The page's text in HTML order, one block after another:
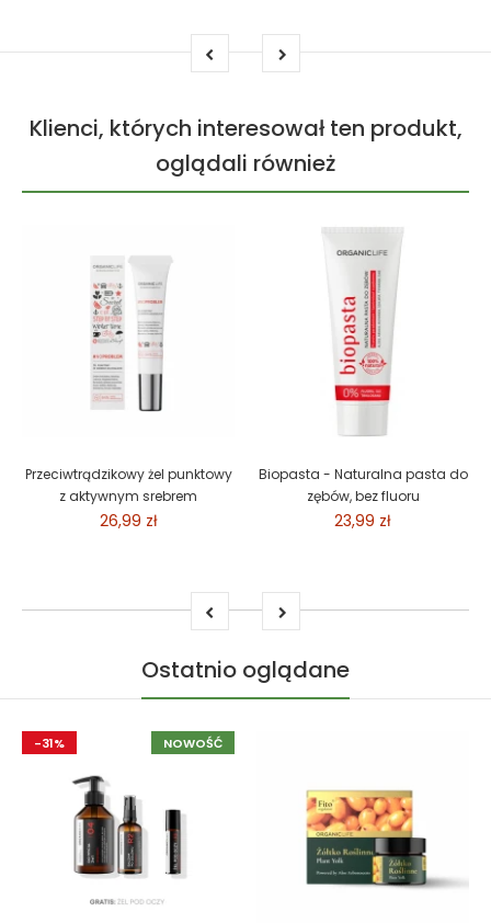
Klienci, których interesował ten produkt,
oglądali również
Przeciwtrądzikowy żel punktowy
z aktywnym srebrem
26,99 zł
Biopasta - Naturalna pasta do
zębów, bez fluoru
23,99 zł
Ostatnio oglądane
-31% NOWOŚĆ